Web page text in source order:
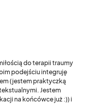
do terapii traumy
podejściu integruję
(jestem praktyczką
Jestem
na końcówce już :)) i